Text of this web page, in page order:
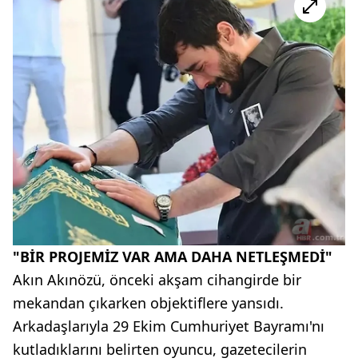
"BİR PROJEMİZ VAR AMA DAHA NETLEŞMEDİ"
Akın Akınözü, önceki akşam cihangirde bir
mekandan çıkarken objektiflere yansıdı.
Arkadaşlarıyla 29 Ekim Cumhuriyet Bayramı'nı
kutladıklarını belirten oyuncu, gazetecilerin